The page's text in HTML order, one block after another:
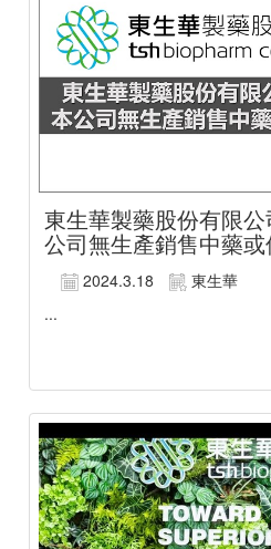
東生華製藥股份有限
公司無生產銷售中藥
2024.3.18
東生華
...